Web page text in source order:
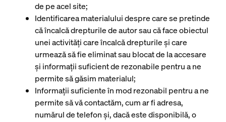
de pe acel site;
Identificarea materialului despre care se pretinde
că încalcă drepturile de autor sau că face obiectul
unei activități care încalcă drepturile și care
urmează să fie eliminat sau blocat de la accesare
și informații suficient de rezonabile pentru a ne
permite să găsim materialul;
Informații suficiente în mod rezonabil pentru a ne
permite să vă contactăm, cum ar fi adresa,
numărul de telefon și, dacă este disponibilă, o